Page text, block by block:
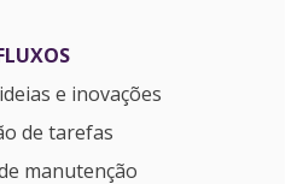
e inovações
de tarefas
manutenção